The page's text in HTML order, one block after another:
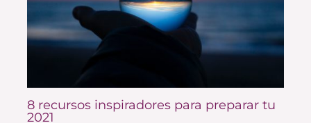
8 recursos inspiradores para preparar tu
2021